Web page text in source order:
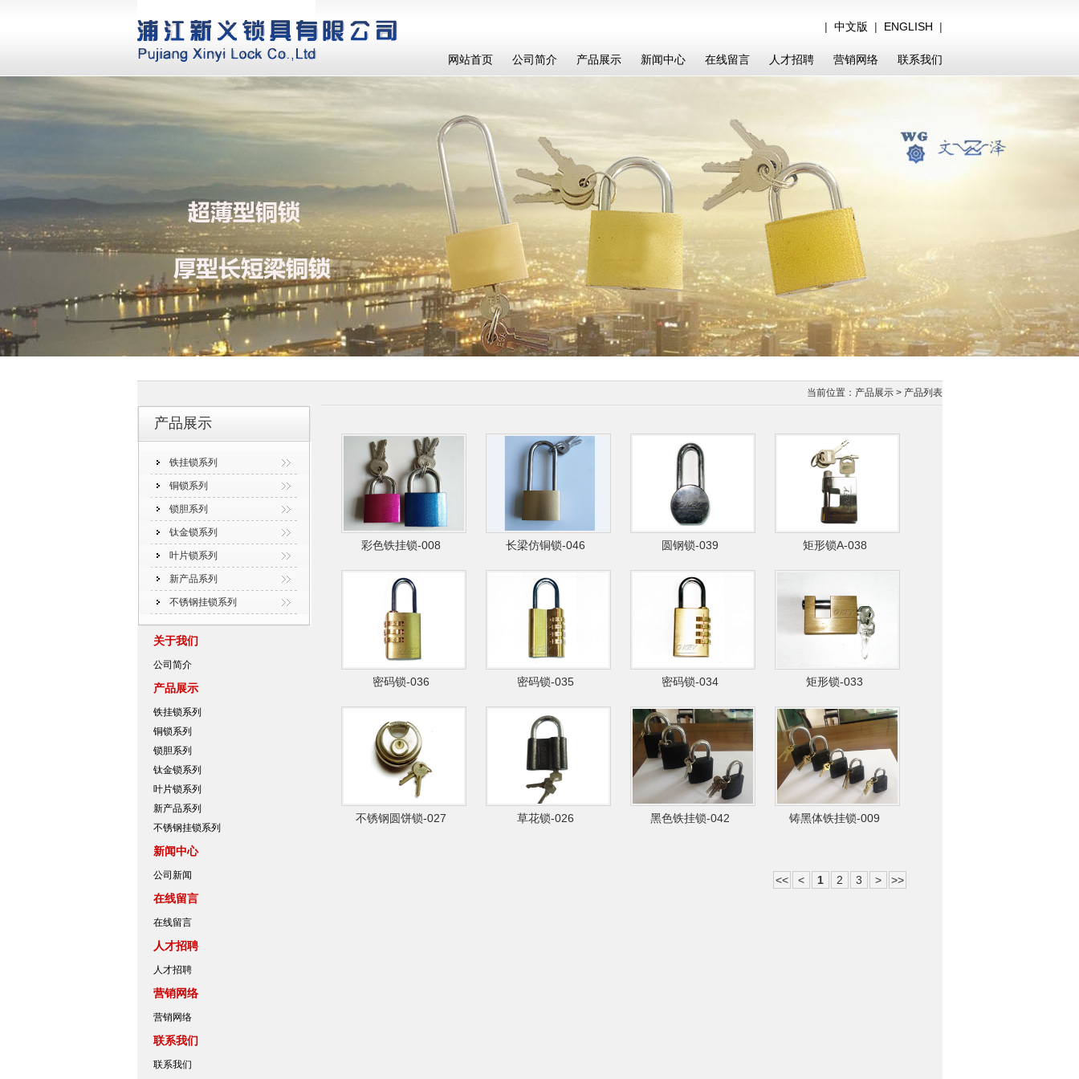
| 中文版 | ENGLISH |
网站首页 公司简介 产品展示 新闻中心 在线留言 人才招聘 营销网络 联系我们
产品展示
铁挂锁系列
铜锁系列
锁胆系列
钛金锁系列
叶片锁系列
新产品系列
不锈钢挂锁系列
当前位置：产品展示 > 产品列表
彩色铁挂锁-008 长梁仿铜锁-046 圆钢锁-039 矩形锁A-038
密码锁-036 密码锁-035 密码锁-034 矩形锁-033
不锈钢圆饼锁-027 草花锁-026 黑色铁挂锁-042 铸黑体铁挂锁-009
<< < 1 2 3 > >>
关于我们
公司简介
产品展示
铁挂锁系列
铜锁系列
锁胆系列
钛金锁系列
叶片锁系列
新产品系列
不锈钢挂锁系列
新闻中心
公司新闻
在线留言
在线留言
人才招聘
人才招聘
营销网络
营销网络
联系我们
联系我们